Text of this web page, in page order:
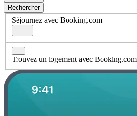
Rechercher
Séjournez avec Booking.com
Trouvez un logement avec Booking.com